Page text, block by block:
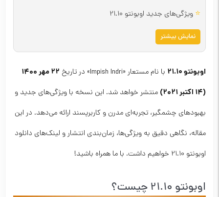
⭐ ویژگی‌های جدید اوبونتو 21.10
نمایش بیشتر
اوبونتو 21.10 با نام مستعار «Impish Indri» در تاریخ
۲۲ مهر ۱۴۰۰
(۱۴ اکتبر ۲۰۲۱)
منتشر خواهد شد. این نسخه با ویژگی‌های جدید و
بهبودهای چشمگیر، تجربه‌ای مدرن و کاربرپسند ارائه می‌دهد. در این
مقاله، نگاهی دقیق به ویژگی‌ها، زمان‌بندی انتشار و لینک‌های دانلود
اوبونتو 21.10 خواهیم داشت. با ما همراه باشید!
اوبونتو 21.10 چیست؟